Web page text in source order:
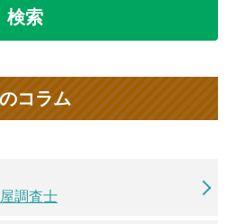
検索
コラム
調査士